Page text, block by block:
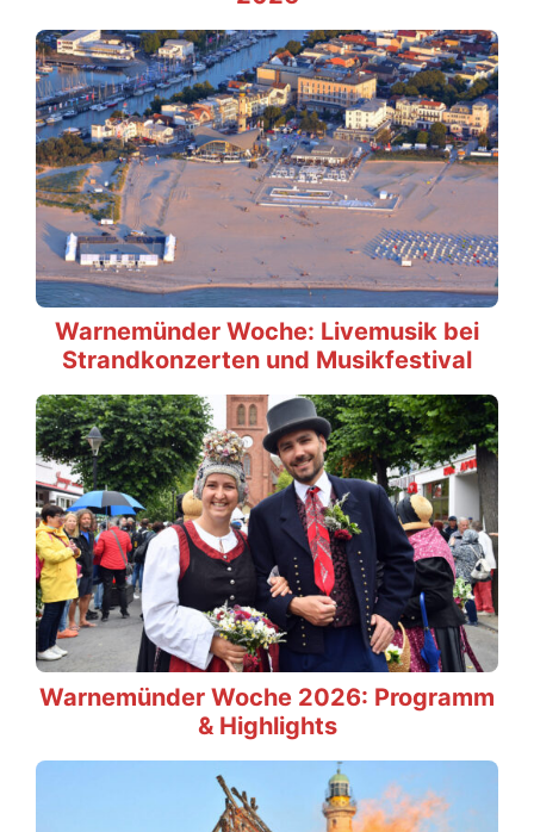
Warnemünder Woche: Livemusik bei
Strandkonzerten und Musikfestival
Warnemünder Woche 2026: Programm
& Highlights